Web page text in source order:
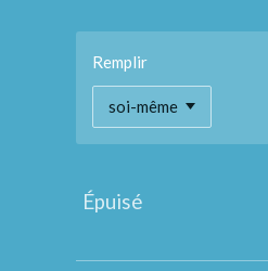
Remplir
Épuisé